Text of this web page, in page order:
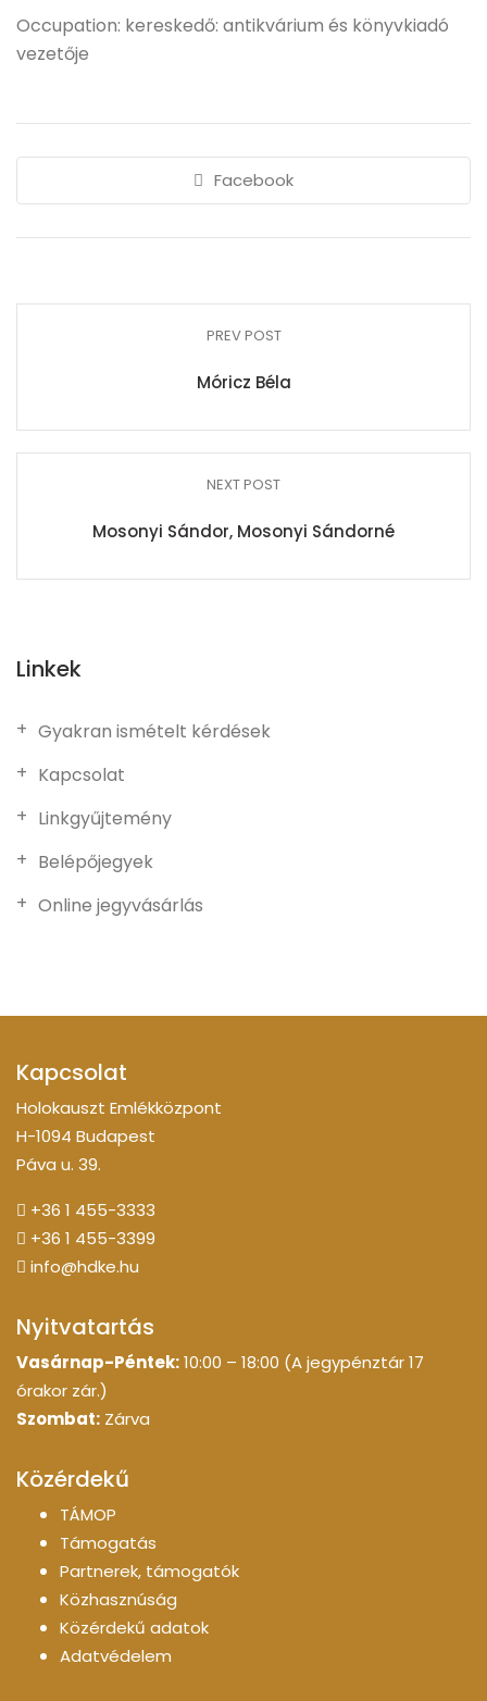
Occupation: kereskedő: antikvárium és könyvkiadó
vezetője
Facebook
PREV POST
Móricz Béla
NEXT POST
Mosonyi Sándor, Mosonyi Sándorné
Linkek
Gyakran ismételt kérdések
Kapcsolat
Linkgyűjtemény
Belépőjegyek
Online jegyvásárlás
Kapcsolat
Holokauszt Emlékközpont
H-1094 Budapest
Páva u. 39.
+36 1 455-3333
+36 1 455-3399
info@hdke.hu
Nyitvatartás
Vasárnap-Péntek:10:00 – 18:00 (A jegypénztár 17
órakor zár.)
Szombat: Zárva
Közérdekű
TÁMOP
Támogatás
Partnerek, támogatók
Közhasznúság
Közérdekű adatok
Adatvédelem